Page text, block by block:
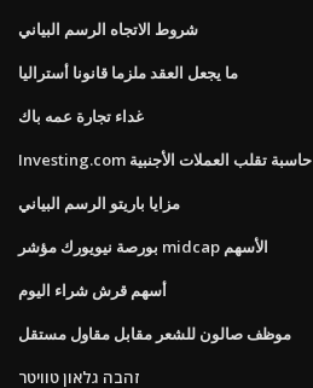
شروط الاتجاه الرسم البياني
ما يجعل العقد ملزما قانونا أستراليا
غداء تجارة عمه باك
Investing.com حاسبة تقلب العملات الأجنبية
مزايا باريتو الرسم البياني
بورصة نيويورك مؤشر midcap الأسهم
أسهم قرش شراء اليوم
موظف صالون للشعر مقابل مقاول مستقل
זהבה גלאון טוויטר